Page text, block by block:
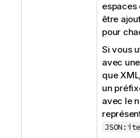
espaces
être
pour
Si vous
avec
que
un
avec le